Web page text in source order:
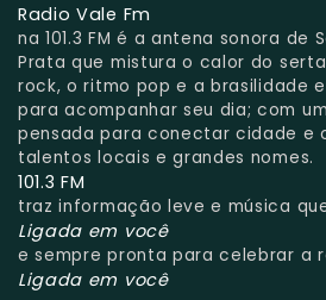
Radio Vale Fm
na 101.3 FM é a antena sonora de
Prata que mistura o calor do
rock, o ritmo pop e a brasilidade
para acompanhar seu dia; com
pensada para conectar cidade e
talentos locais e grandes nomes.
101.3 FM
traz informação leve e música
Ligada em você
e sempre pronta para celebrar a
Ligada em você